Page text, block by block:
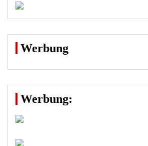
Werbung
Werbung: